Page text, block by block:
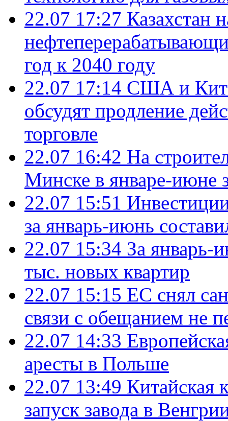
22.07 17:27 Казахстан
год к 2040 году
22.07 17:14 США и
обсудят продление
торговле
22.07 16:42 На
Минске в январе-июне
22.07 15:51
за январь-июнь
22.07 15:34 За январь-
тыс. новых квартир
22.07 15:15 ЕС снял
связи с обещанием не
22.07 14:33
аресты в Польше
22.07 13:49 Китайская
запуск завода в